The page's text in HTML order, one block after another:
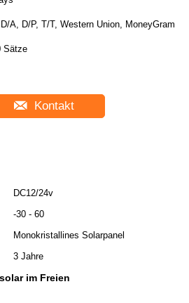
A, D/P, T/T, Western Union, MoneyGram
Sätze
Kontakt
DC12/24v
-30 - 60
Monokristallines Solarpanel
3 Jahre
im Freien